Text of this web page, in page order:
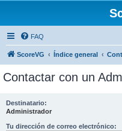
FAQ
ScoreVG Índice general
Contactar con un
Destinatario:
Administrador
Tu dirección de correo electrónico: